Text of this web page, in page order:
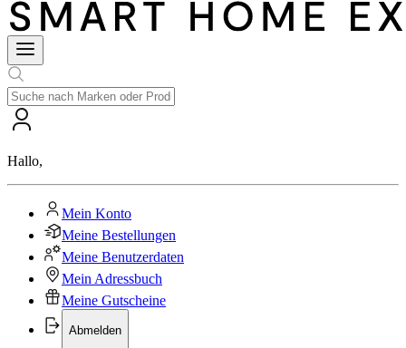
Hallo,
Mein Konto
Meine Bestellungen
Meine Benutzerdaten
Mein Adressbuch
Meine Gutscheine
Abmelden